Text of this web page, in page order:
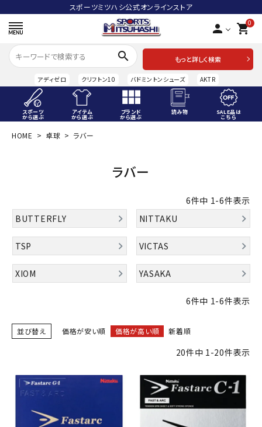
スポーツミツハシ公式オンラインストア
person 0
shopping_cart
search
もっと詳しく検索
アディゼロ クリフトン10 バドミントンシューズ AKTR
スポーツ
から選ぶ
アイテム
から選ぶ
ブランド
から選ぶ
読み物 SALE品は
こちら
ACCOUNT MENU
会員登録
スポーツから選ぶ
アイテムから選ぶ
ブランドから選ぶ
INFORMATIOM
お問い合わせ
特定商取引法
HOME 卓球 ラバー
ラバー
6件中 1-6件表示
BUTTERFLY
NITTAKU
TSP VICTAS
XIOM YASAKA
6件中 1-6件表示
並び替え 価格が安い順 価格が高い順 新着順
20件中 1-20件表示